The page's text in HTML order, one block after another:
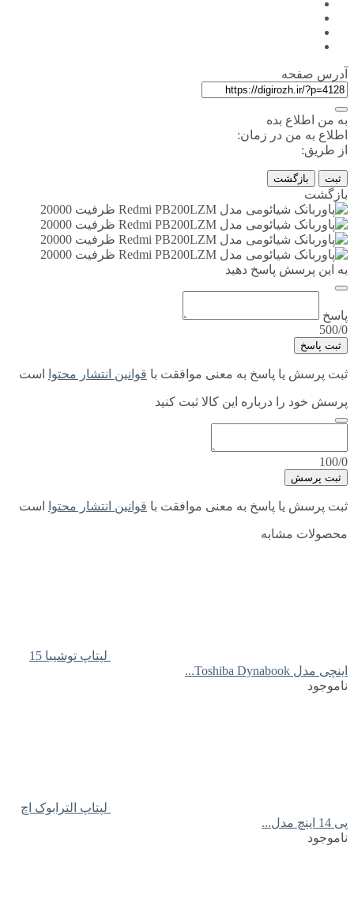
آدرس صفحه
به من اطلاع بده
اطلاع به من در زمان:
از طریق:
ثبت بازگشت
بازگشت
به این پرسش پاسخ دهید
پاسخ
500/0
ثبت پاسخ
ثبت پرسش یا پاسخ به معنی موافقت با قوانین انتشار محتوا است
پرسش خود را درباره این کالا ثبت کنید
100/0
ثبت پرسش
ثبت پرسش یا پاسخ به معنی موافقت با قوانین انتشار محتوا است
محصولات مشابه
لپتاپ توشیبا 15
اینچی مدل Toshiba Dynabook...
ناموجود
لپتاپ الترابوک اچ
پی 14 اینچ مدل...
ناموجود